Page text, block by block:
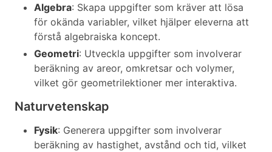
Algebra: Skapa uppgifter som kräver att lösa
för okända variabler, vilket hjälper eleverna att
förstå algebraiska koncept.
Geometri: Utveckla uppgifter som involverar
beräkning av areor, omkretsar och volymer,
vilket gör geometrilektioner mer interaktiva.
Naturvetenskap
Fysik: Generera uppgifter som involverar
beräkning av hastighet, avstånd och tid, vilket